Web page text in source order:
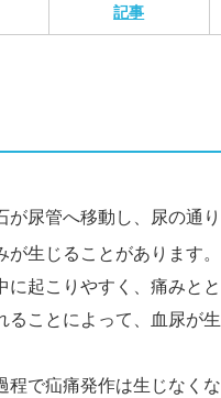
記事
が尿管へ移動し、尿の通
生じることがあります
起こりやすく、痛みと
ことによって、血尿が
で疝痛発作は生じなく